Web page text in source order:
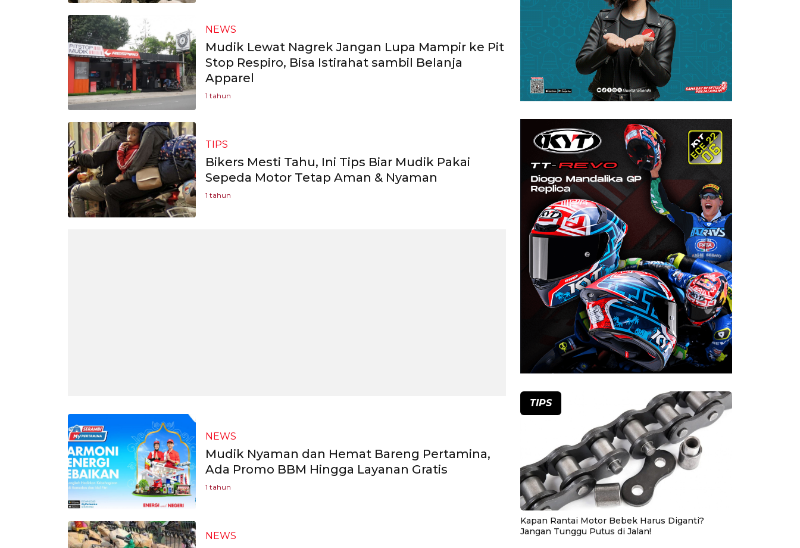
NEWS
Mudik Lewat Nagrek Jangan Lupa Mampir ke Pit
Stop Respiro, Bisa Istirahat sambil Belanja
Apparel
1 tahun
TIPS
Bikers Mesti Tahu, Ini Tips Biar Mudik Pakai
Sepeda Motor Tetap Aman & Nyaman
1 tahun
NEWS
Mudik Nyaman dan Hemat Bareng Pertamina,
Ada Promo BBM Hingga Layanan Gratis
1 tahun
NEWS
TIPS
Kapan Rantai Motor Bebek Harus Diganti?
Jangan Tunggu Putus di Jalan!